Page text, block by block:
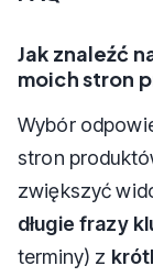
Jak znaleźć
moich stron
Wybór
stron
zwiększyć
długie frazy
terminy) z